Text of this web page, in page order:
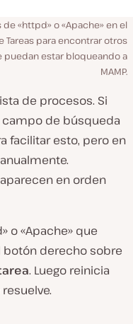
de «httpd» o «Apache» en el
Tareas para encontrar otros
puedan estar bloqueando a
MAMP.
de procesos. Si
campo de búsqueda
facilitar esto, pero en
en orden
o «Apache» que
derecho sobre
. Luego reinicia